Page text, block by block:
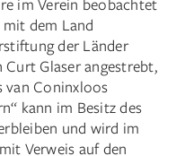
dem Land
der Länder
Glaser angestrebt,
van Coninxloos
kann im Besitz des
und wird im
Verweis auf den